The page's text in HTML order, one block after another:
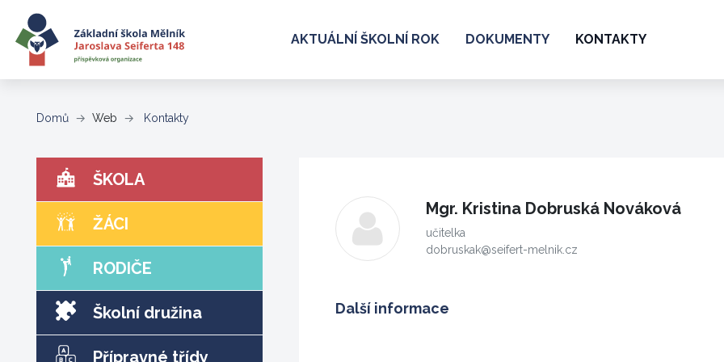
AKTUÁLNÍ ŠKOLNÍ ROK DOKUMENTY KONTAKTY
Domů Web Kontakty(aktuální)
ŠKOLA
ŽÁCI
RODIČE
Školní družina
Přípravné třídy
Mgr. Kristina Dobruská Nováková
učitelka
dobruskak@seifert-melnik.cz
Další informace